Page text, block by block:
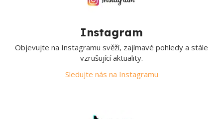
Instagram
Objevujte na Instagramu svěží, zajímavé pohledy a stále
vzrušující aktuality.
Sledujte nás na Instagramu